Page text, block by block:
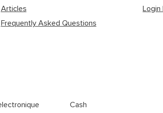
Articles
Frequently Asked Questions
Login
Cash